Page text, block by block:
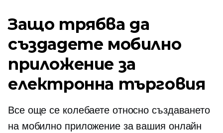
Защо трябва да
създадете мобилно
приложение за
електронна търговия
Все още се колебаете относно създаването
на мобилно приложение за вашия онлайн